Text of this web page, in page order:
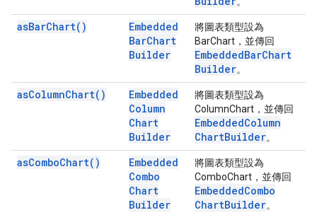
asBarChart( )
Embedded
BarChart
Builder
將圖表類型設為
BarChart，並傳回
EmbeddedBarChart
Builder。
asColumnChart( )
Embedded
Column
Chart
Builder
將圖表類型設為
ColumnChart，並傳回
EmbeddedColumn
ChartBuilder。
asComboChart( )
Embedded
Combo
Chart
Builder
將圖表類型設為
ComboChart，並傳回
EmbeddedCombo
ChartBuilder。